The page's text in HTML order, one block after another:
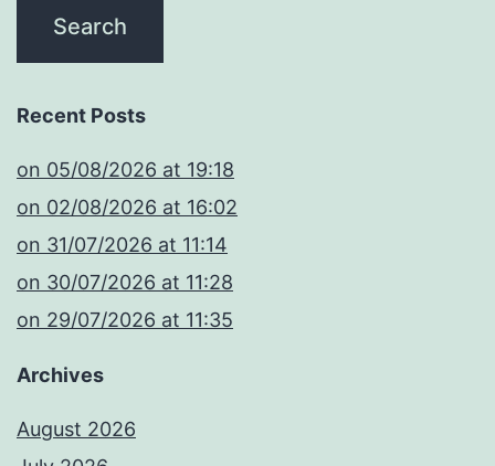
Recent Posts
​on 05/08/2026 at 19:18
​on 02/08/2026 at 16:02
​on 31/07/2026 at 11:14
​on 30/07/2026 at 11:28
​on 29/07/2026 at 11:35
Archives
August 2026